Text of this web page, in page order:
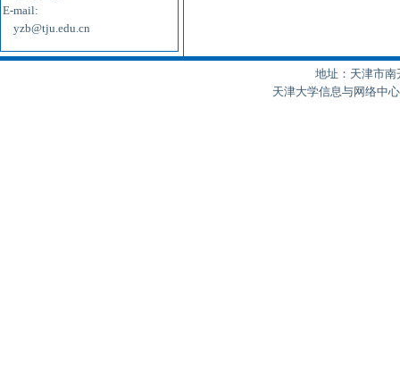
E-mail:
yzb@tju.edu.cn
地址：天津市南
天津大学信息与网络中